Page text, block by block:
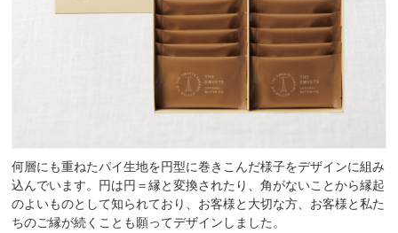
何層にも重ねたパイ生地を円型に巻きこんだ様子をデザインに組み
込んでいます。円は円＝縁と変換されたり、角がないことから縁起
のよいものとして知られており、お客様と大切な方、お客様と私た
ちのご縁が続くことも願ってデザインしました。